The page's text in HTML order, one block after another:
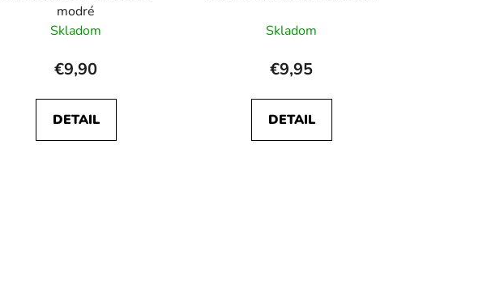
modré
Skladom
€9,90
DETAIL
Skladom
€9,95
DETAIL
u